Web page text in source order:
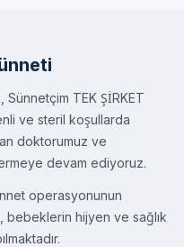
TEK ŞİRKET
ve steril koşullarda
doktorumuz ve
devam ediyoruz.
operasyonunun
bebeklerin hijyen ve sağlık